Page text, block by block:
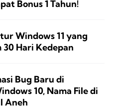
Bonus 1 Tahun!
Windows 11 yang
Hari Kedepan
Bug Baru di
10, Nama File di
Aneh